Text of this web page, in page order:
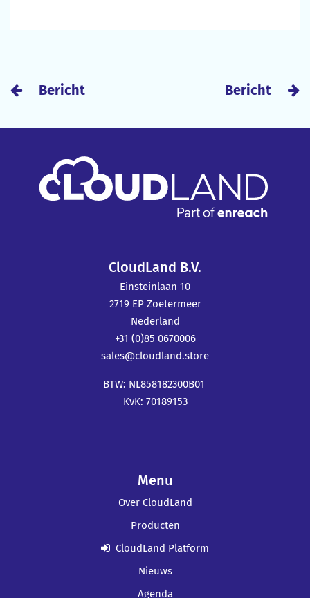
Bericht Bericht
CloudLand B.V.
Einsteinlaan 10
2719 EP Zoetermeer
Nederland
+31 (0)85 0670006
sales@cloudland.store
BTW: NL858182300B01
KvK: 70189153
Menu
Over CloudLand
Producten
CloudLand Platform
Nieuws
Agenda